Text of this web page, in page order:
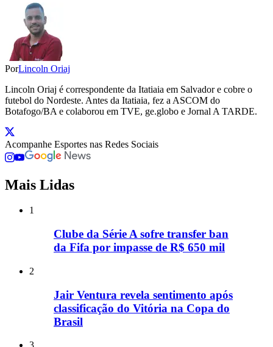
PorLincoln Oriaj
Lincoln Oriaj é correspondente da Itatiaia em Salvador e cobre o
futebol do Nordeste. Antes da Itatiaia, fez a ASCOM do
Botafogo/BA e colaborou em TVE, ge.globo e Jornal A TARDE.
Acompanhe Esportes nas Redes Sociais
Mais Lidas
1
Clube da Série A sofre transfer ban
da Fifa por impasse de R$ 650 mil
2
Jair Ventura revela sentimento após
classificação do Vitória na Copa do
Brasil